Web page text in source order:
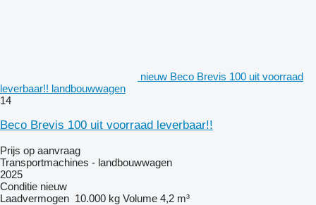
nieuw Beco Brevis 100 uit voorraad
leverbaar!! landbouwwagen
14
Beco Brevis 100 uit voorraad leverbaar!!
Prijs op aanvraag
Transportmachines - landbouwwagen
2025
Conditie nieuw
Laadvermogen 10.000 kg Volume 4,2 m³